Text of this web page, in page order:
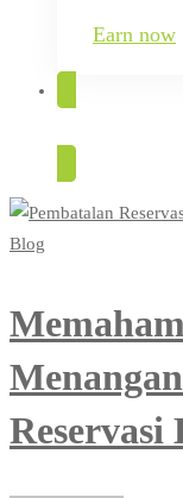
Earn now
Blog
Reservasi